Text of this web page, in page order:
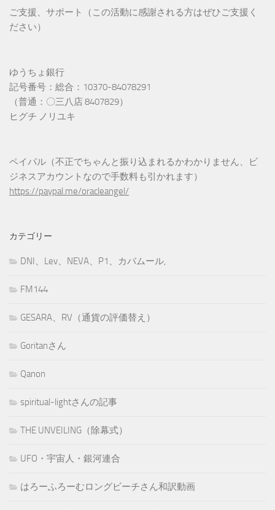
ご支援、サポート（この活動に感謝される方はぜひご支援く
ださい）
ゆうちょ銀行
記号番号：総合：10370-84078291
（普通：〇三八店 8407829）
ヒグチ ノリユキ
ペイパル（不正でちゃんと振り込まれるかわかりません、ビ
ジネスアカウントなので手数料も引かれます）
https://paypal.me/oracleangel/
カテゴリー
DNI、Lev、NEVA、P1、カバムール,
FM144
GESARA、RV（通貨の評価替え）
Goritanさん
Qanon
spiritual-lightさんの記事
THE UNVEILING（除幕式）
UFO・宇宙人・銀河連合
はろーふろーむロングビーチさん和訳動画